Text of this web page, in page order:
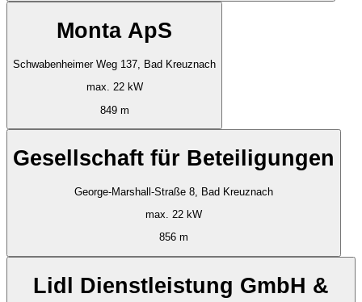
Monta ApS
Schwabenheimer Weg 137, Bad Kreuznach
max. 22 kW
849 m
Gesellschaft für Beteiligungen
George-Marshall-Straße 8, Bad Kreuznach
max. 22 kW
856 m
Lidl Dienstleistung GmbH &